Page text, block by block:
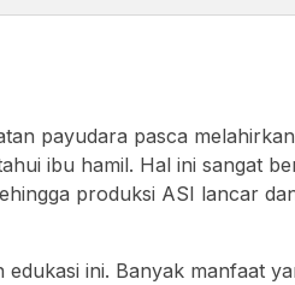
payudara pasca
ibu hamil. Hal ini sangat
produksi ASI lancar
ini. Banyak manfaat